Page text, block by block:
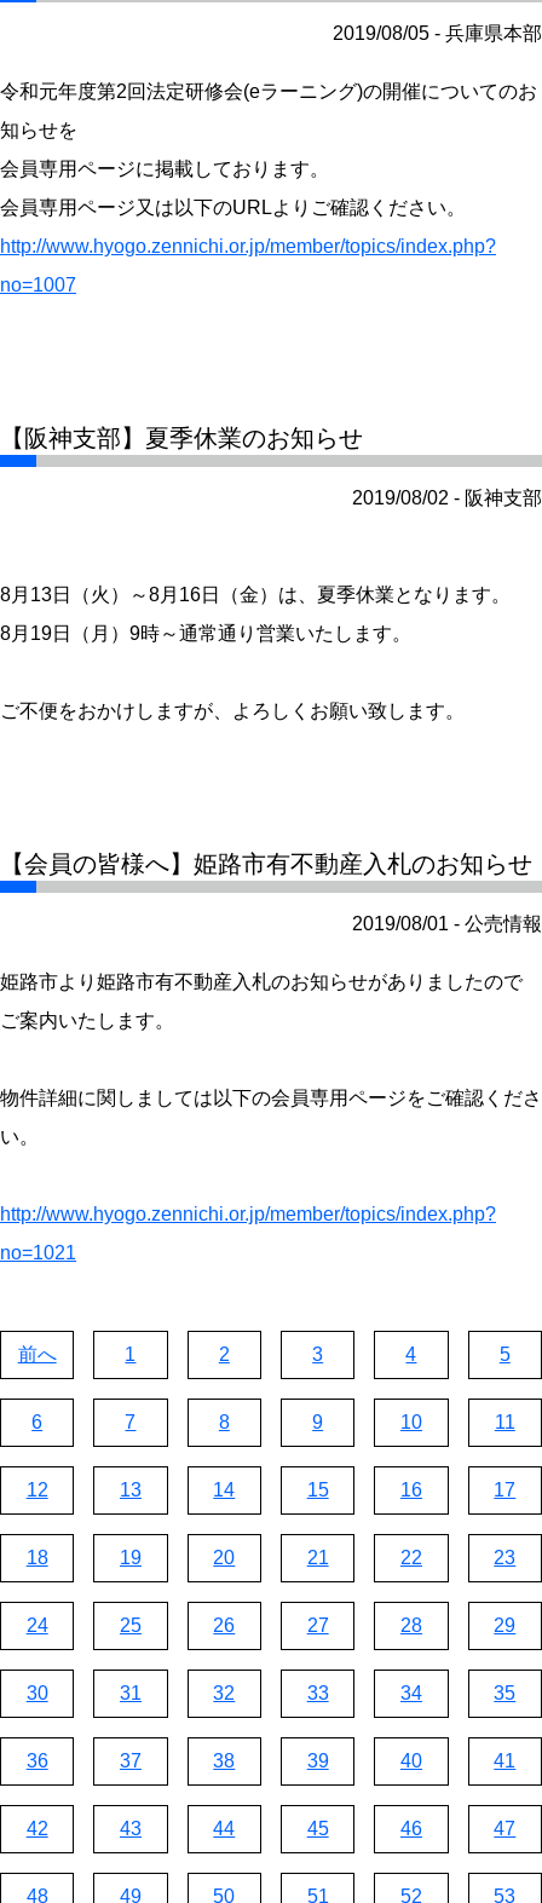
2019/08/05 - 兵庫県本部
令和元年度第2回法定研修会(eラーニング)の開催についてのお
知らせを
会員専用ページに掲載しております。
会員専用ページ又は以下のURLよりご確認ください。
http://www.hyogo.zennichi.or.jp/member/topics/index.php?
no=1007
【阪神支部】夏季休業のお知らせ
2019/08/02 - 阪神支部
8月13日（火）～8月16日（金）は、夏季休業となります。
8月19日（月）9時～通常通り営業いたします。
ご不便をおかけしますが、よろしくお願い致します。
【会員の皆様へ】姫路市有不動産入札のお知らせ
2019/08/01 - 公売情報
姫路市より姫路市有不動産入札のお知らせがありましたので
ご案内いたします。
物件詳細に関しましては以下の会員専用ページをご確認くださ
い。
http://www.hyogo.zennichi.or.jp/member/topics/index.php?
no=1021
前へ 1 2 3 4 5
6 7 8 9 10 11
12 13 14 15 16 17
18 19 20 21 22 23
24 25 26 27 28 29
30 31 32 33 34 35
36 37 38 39 40 41
42 43 44 45 46 47
48 49 50 51 52 53